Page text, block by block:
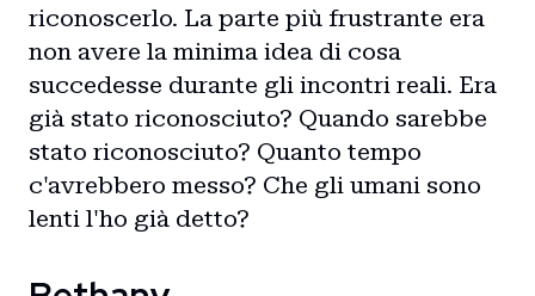
riconoscerlo. La parte più frustrante era
non avere la minima idea di cosa
succedesse durante gli incontri reali. Era
già stato riconosciuto? Quando sarebbe
stato riconosciuto? Quanto tempo
c'avrebbero messo? Che gli umani sono
lenti l'ho già detto?